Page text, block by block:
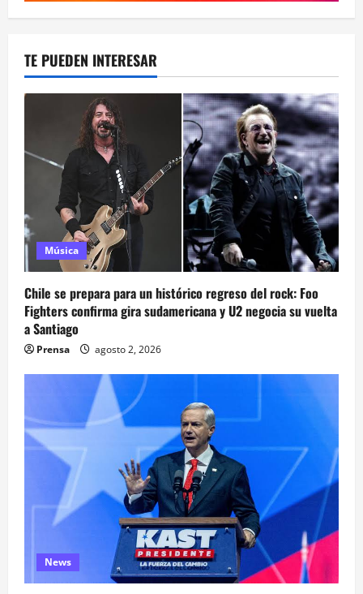
TE PUEDEN INTERESAR
Música
Chile se prepara para un histórico regreso del rock: Foo
Fighters confirma gira sudamericana y U2 negocia su vuelta
a Santiago
Prensa agosto 2, 2026
News